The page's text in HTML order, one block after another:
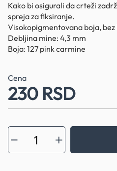
Kako bi osigurali da crteži
spreja za fiksiranje.
Visokopigmentovana boja, bez
Debljina mine: 4,3 mm
Boja: 127 pink carmine
Cena
230 RSD